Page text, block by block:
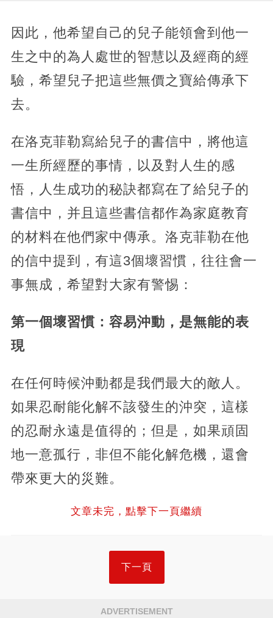
因此，他希望自己的兒子能領會到他一
生之中的為人處世的智慧以及經商的經
驗，希望兒子把這些無價之寶給傳承下
去。
在洛克菲勒寫給兒子的書信中，將他這
一生所經歷的事情，以及對人生的感
悟，人生成功的秘訣都寫在了給兒子的
書信中，并且這些書信都作為家庭教育
的材料在他們家中傳承。洛克菲勒在他
的信中提到，有這3個壞習慣，往往會一
事無成，希望對大家有警惕：
第一個壞習慣：容易沖動，是無能的表
現
在任何時候沖動都是我們最大的敵人。
如果忍耐能化解不該發生的沖突，這樣
的忍耐永遠是值得的；但是，如果頑固
地一意孤行，非但不能化解危機，還會
帶來更大的災難。
文章未完，點擊下一頁繼續
下一頁
ADVERTISEMENT